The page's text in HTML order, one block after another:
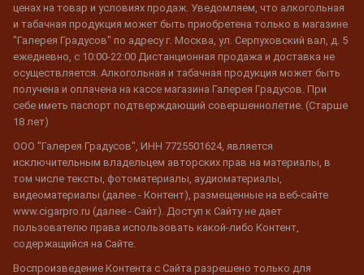
ценах на товар и условиях продаж. Уведомляем, что алкогольная
и табачная продукция может быть приобретена только в магазине
"Галерея Градусов" по адресу г. Москва, ул. Серпуховский вал, д. 5
ежедневно, с 10:00-22:00 Дистанционная продажа и доставка не
осуществляется. Алкогольная и табачная продукция может быть
получена и оплачена на кассе магазина Галерея Градусов. При
себе иметь паспорт подтверждающий совершеннолетие. (Старше
18 лет)
ООО "Галерея Градусов", ИНН 7725501624, является
исключительным владельцем авторских прав на материалы, в
том числе тексты, фотоматериалы, аудиоматериалы,
видеоматериалы (далее - Контент), размещенные на веб-сайте
www.cigarpro.ru (далее - Сайт). Доступ к Сайту не дает
пользователю права использовать какой-либо Контент,
содержащийся на Сайте.
Воспроизведение Контента с Сайта разрешено только для